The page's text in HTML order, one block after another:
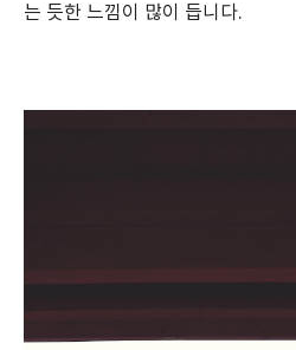
는 듯한 느낌이 많이 듭니다.